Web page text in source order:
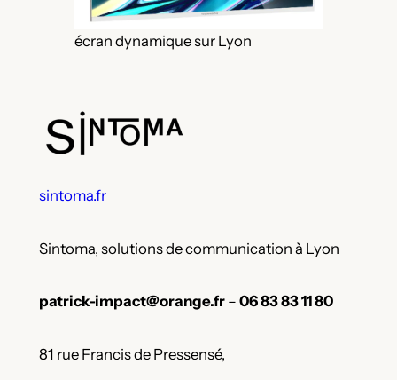
écran dynamique sur Lyon
sintoma.fr
Sintoma, solutions de communication à Lyon
patrick-impact@orange.fr – 06 83 83 11 80
81 rue Francis de Pressensé,